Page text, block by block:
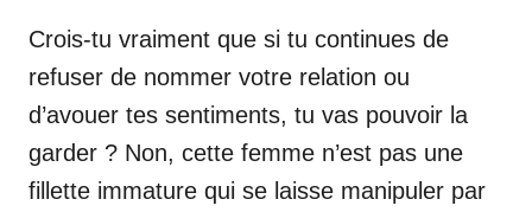
Crois-tu vraiment que si tu continues de
refuser de nommer votre relation ou
d’avouer tes sentiments, tu vas pouvoir la
garder ? Non, cette femme n’est pas une
fillette immature qui se laisse manipuler par